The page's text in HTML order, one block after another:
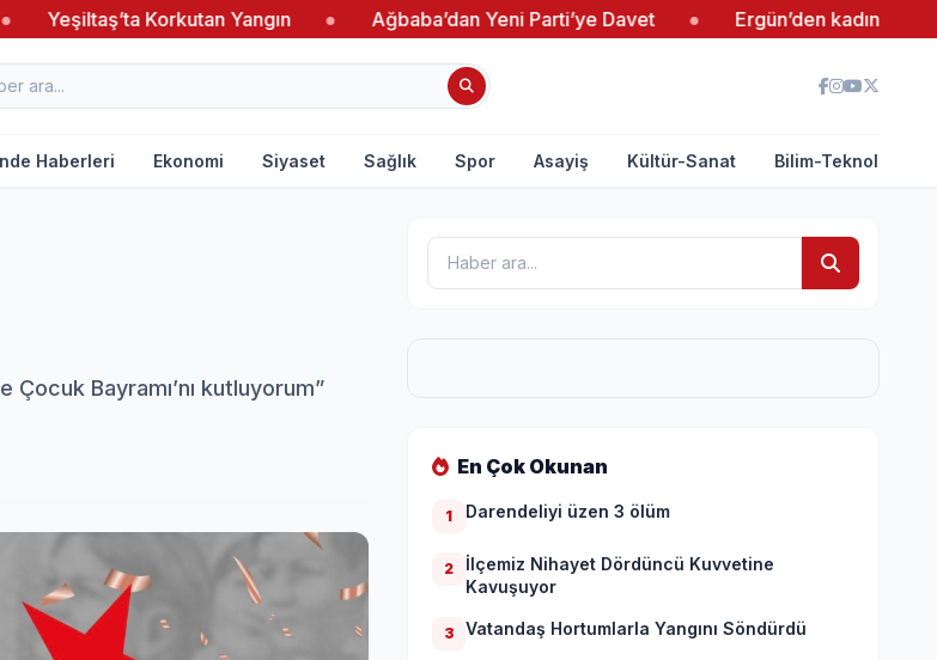
Korkutan Yangın ● Ağbaba’dan Yeni Parti’ye Davet ● Ergün’den kadın girişimcilere
Haberleri Ekonomi Siyaset Sağlık Spor Asayiş Kültür-Sanat Bilim-Teknoloji
Çocuk Bayramı’nı kutluyorum”
En Çok Okunan
1 Darendeliyi üzen 3 ölüm
2
İlçemiz Nihayet Dördüncü Kuvvetine
Kavuşuyor
3 Vatandaş Hortumlarla Yangını Söndürdü